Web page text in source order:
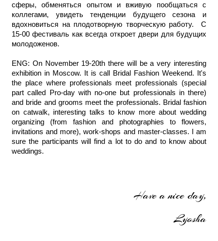
сферы, обменяться опытом и вживую пообщаться с
коллегами, увидеть тенденции будущего сезона и
вдохновиться на плодотворную творческую работу.  С
15-00 фестиваль как всегда откроет двери для будущих
молодоженов.
ENG: On November 19-20th there will be a very interesting
exhibition in Moscow. It is call Bridal Fashion Weekend. It's
the place where professionals meet professionals (special
part called Pro-day with no-one but professionals in there)
and bride and grooms meet the professionals. Bridal fashion
on catwalk, interesting talks to know more about wedding
organizing (from fashion and photographies to flowers,
invitations and more), work-shops and master-classes. I am
sure the participants will find a lot to do and to know about
weddings.
Have a nice day,
Lyosha